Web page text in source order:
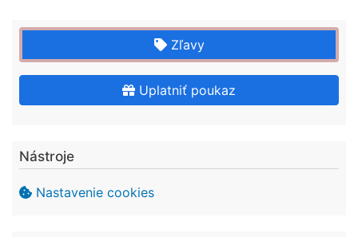
Zľavy
Uplatniť poukaz
Nástroje
Nastavenie cookies